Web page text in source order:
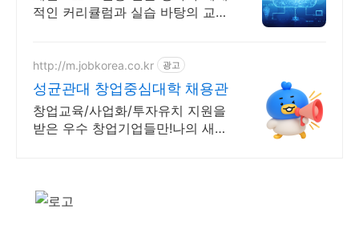
적인 커리큘럼과 실습 바탕의 교육
http://m.jobkorea.co.kr 광고
성균관대 창업중심대학 채용관
창업교육/사업화/투자유치 지원을
받은 우수 창업기업들만!나의 새로